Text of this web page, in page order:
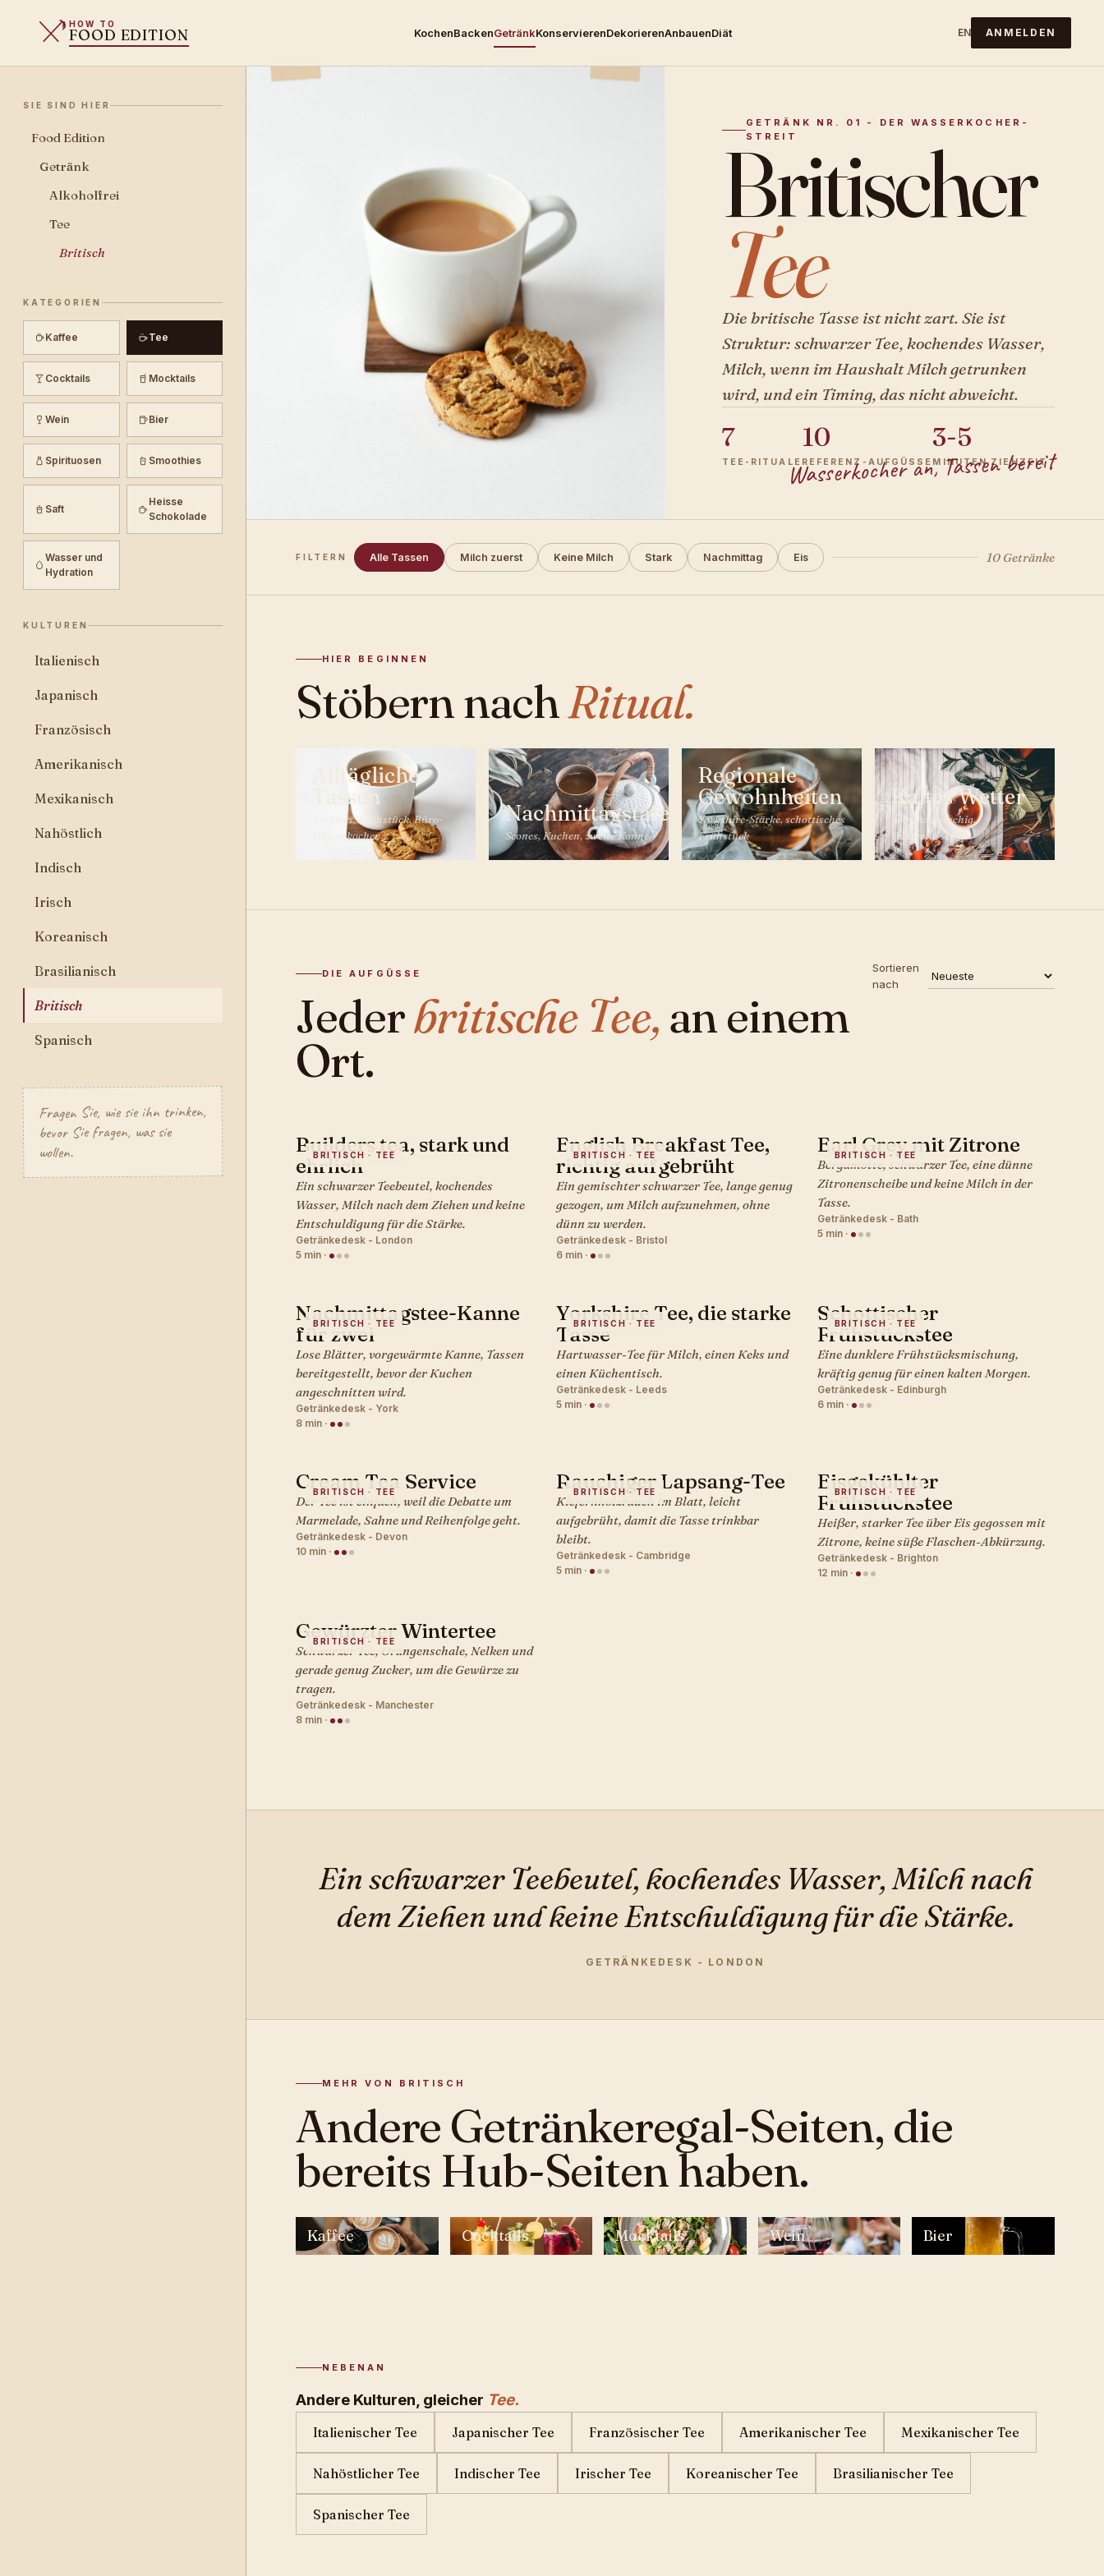
HOW TO
FOOD EDITION KochenBackenGetränkKonservierenDekorierenAnbauenDiät EN ANMELDEN
SIE SIND HIER
Food Edition
Getränk
Alkoholfrei
Tee
Britisch
KATEGORIEN
Kaffee Tee
Cocktails Mocktails
Wein Bier
Spirituosen Smoothies
Saft
Heisse
Schokolade
Wasser und
Hydration
KULTUREN
Italienisch
Japanisch
Französisch
Amerikanisch
Mexikanisch
Nahöstlich
Indisch
Irisch
Koreanisch
Brasilianisch
Britisch
Spanisch
Fragen Sie, wie sie ihn trinken,
bevor Sie fragen, was sie
wollen.
GETRÄNK NR. 01 - DER WASSERKOCHER-
STREIT
Britischer
Tee
Die britische Tasse ist nicht zart. Sie ist
Struktur: schwarzer Tee, kochendes Wasser,
Milch, wenn im Haushalt Milch getrunken
wird, und ein Timing, das nicht abweicht.
7
TEE-RITUALE
10
REFERENZ-AUFGÜSSE
3-5
MINUTEN ZIEHZEIT
Wasserkocher an, Tassen bereit
FILTERN Alle Tassen Milch zuerst Keine Milch Stark Nachmittag Eis 10 Getränke
HIER BEGINNEN
Stöbern nachRitual.
Alltägliche
Tassen
Builders, Frühstück, Büro-
Wasserkocher
Nachmittagstafel
Scones, Kuchen, zweite Kanne
Regionale
Gewohnheiten
Yorkshire-Stärke, schottisches
Frühstück
Kaltes Wetter
gewürzt, rauchig,
Wintertassen
DIE AUFGÜSSE
Jederbritische Tee, an einem
Ort.
Sortieren
nach
BRITISCH · TEE
Builders tea, stark und
ehrlich
Ein schwarzer Teebeutel, kochendes
Wasser, Milch nach dem Ziehen und keine
Entschuldigung für die Stärke.
Getränkedesk - London
5 min ·
BRITISCH · TEE
English Breakfast Tee,
richtig aufgebrüht
Ein gemischter schwarzer Tee, lange genug
gezogen, um Milch aufzunehmen, ohne
dünn zu werden.
Getränkedesk - Bristol
6 min ·
BRITISCH · TEE
Earl Grey mit Zitrone
Bergamotte, schwarzer Tee, eine dünne
Zitronenscheibe und keine Milch in der
Tasse.
Getränkedesk - Bath
5 min·
BRITISCH · TEE
Nachmittagstee-Kanne
für zwei
Lose Blätter, vorgewärmte Kanne, Tassen
bereitgestellt, bevor der Kuchen
angeschnitten wird.
Getränkedesk - York
8 min ·
BRITISCH · TEE
Yorkshire Tee, die starke
Tasse
Hartwasser-Tee für Milch, einen Keks und
einen Küchentisch.
Getränkedesk - Leeds
5 min ·
BRITISCH · TEE
Schottischer
Frühstückstee
Eine dunklere Frühstücksmischung,
kräftig genug für einen kalten Morgen.
Getränkedesk - Edinburgh
6 min·
BRITISCH · TEE
Cream Tea Service
Der Tee ist einfach, weil die Debatte um
Marmelade, Sahne und Reihenfolge geht.
Getränkedesk - Devon
10 min ·
BRITISCH · TEE
Rauchiger Lapsang-Tee
Kiefernholzrauch im Blatt, leicht
aufgebrüht, damit die Tasse trinkbar
bleibt.
Getränkedesk - Cambridge
5 min ·
BRITISCH · TEE
Eisgekühlter
Frühstückstee
Heißer, starker Tee über Eis gegossen mit
Zitrone, keine süße Flaschen-Abkürzung.
Getränkedesk - Brighton
12 min·
BRITISCH · TEE
Gewürzter Wintertee
Schwarzer Tee, Orangenschale, Nelken und
gerade genug Zucker, um die Gewürze zu
tragen.
Getränkedesk - Manchester
8 min ·
Ein schwarzer Teebeutel, kochendes Wasser, Milch nach
dem Ziehen und keine Entschuldigung für die Stärke.
GETRÄNKEDESK - LONDON
MEHR VON BRITISCH
Andere Getränkeregal-Seiten, die
bereits Hub-Seiten haben.
Kaffee Cocktails Mocktails Wein Bier
NEBENAN
Andere Kulturen, gleicher Tee.
Italienischer Tee Japanischer Tee Französischer Tee Amerikanischer Tee Mexikanischer Tee
Nahöstlicher Tee Indischer Tee Irischer Tee Koreanischer Tee Brasilianischer Tee
Spanischer Tee